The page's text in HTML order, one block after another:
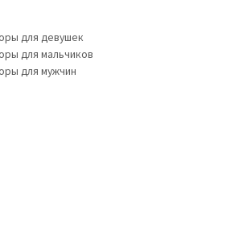
для девушек
для мальчиков
для мужчин